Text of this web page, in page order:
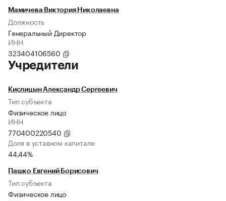
Мамичева Виктория Николаевна
Должность
Генеральный Директор
ИНН
323404106560
Учредители
Кислицын Александр Сергеевич
Тип субъекта
Физическое лицо
ИНН
770400220540
Доля в уставном капитале
44,44%
Пашко Евгений Борисович
Тип субъекта
Физическое лицо